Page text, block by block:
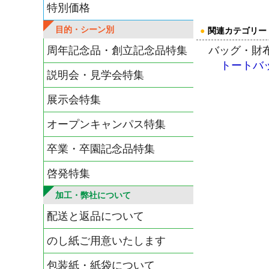
特別価格
目的・シーン別
周年記念品・創立記念品特集
説明会・見学会特集
展示会特集
オープンキャンパス特集
卒業・卒園記念品特集
啓発特集
加工・弊社について
配送と返品について
のし紙ご用意いたします
包装紙・紙袋について
● 関連カテゴリー
バッグ・財
トートバ